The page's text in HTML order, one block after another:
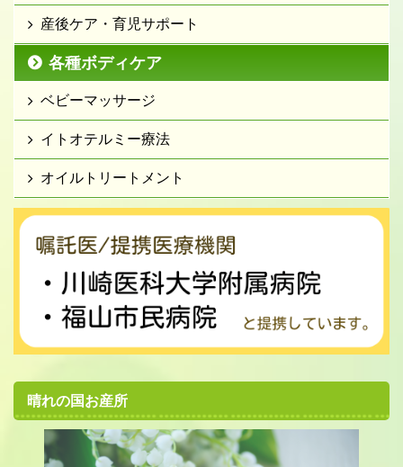
産後ケア・育児サポート
各種ボディケア
ベビーマッサージ
イトオテルミー療法
オイルトリートメント
晴れの国お産所